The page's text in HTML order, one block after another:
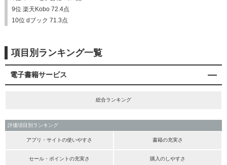
9位 楽天Kobo 72.4点
10位 dブック 71.3点
項目別ランキング一覧
電子書籍サービス
総合ランキング
評価項目別ランキング
アプリ・サイトの使いやすさ 書籍の充実さ
セール・ポイントの充実さ 購入のしやすさ